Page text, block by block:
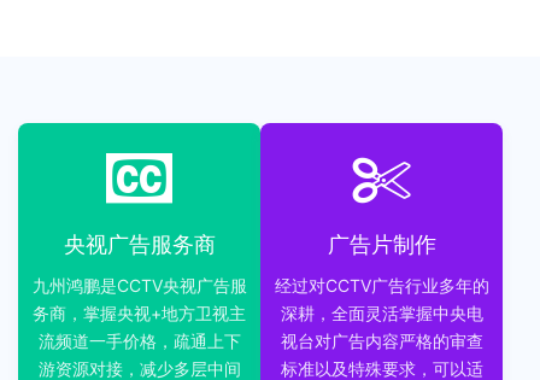
央视广告服务商
九州鸿鹏是CCTV央视广告服
务商，掌握央视+地方卫视主
流频道一手价格，疏通上下
游资源对接，减少多层中间
广告片制作
经过对CCTV广告行业多年的
深耕，全面灵活掌握中央电
视台对广告内容严格的审查
标准以及特殊要求，可以适